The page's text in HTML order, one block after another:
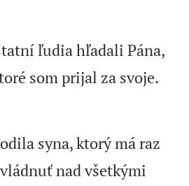
ľudia hľadali Pána,
som prijal za svoje.
syna, ktorý má raz
nad všetkými